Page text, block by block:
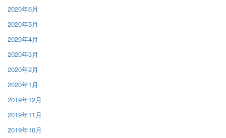
2020年6月
2020年5月
2020年4月
2020年3月
2020年2月
2020年1月
2019年12月
2019年11月
2019年10月